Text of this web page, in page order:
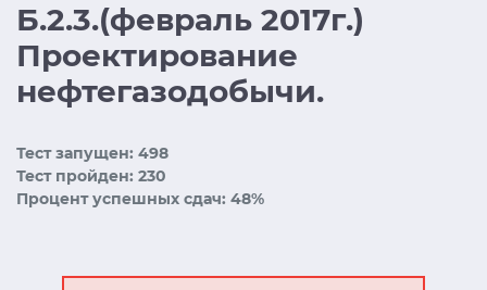
Б.2.3.(февраль 2017г.)
Проектирование
нефтегазодобычи.
Тест запущен: 498
Тест пройден: 230
Процент успешных сдач: 48%